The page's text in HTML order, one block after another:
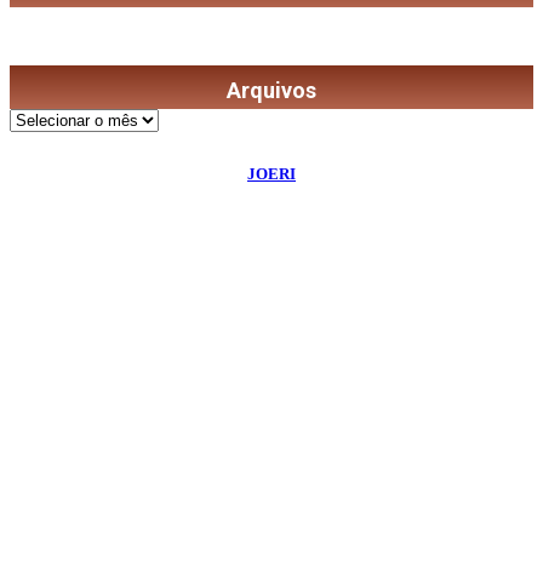
Arquivos
Arquivos
JOERI